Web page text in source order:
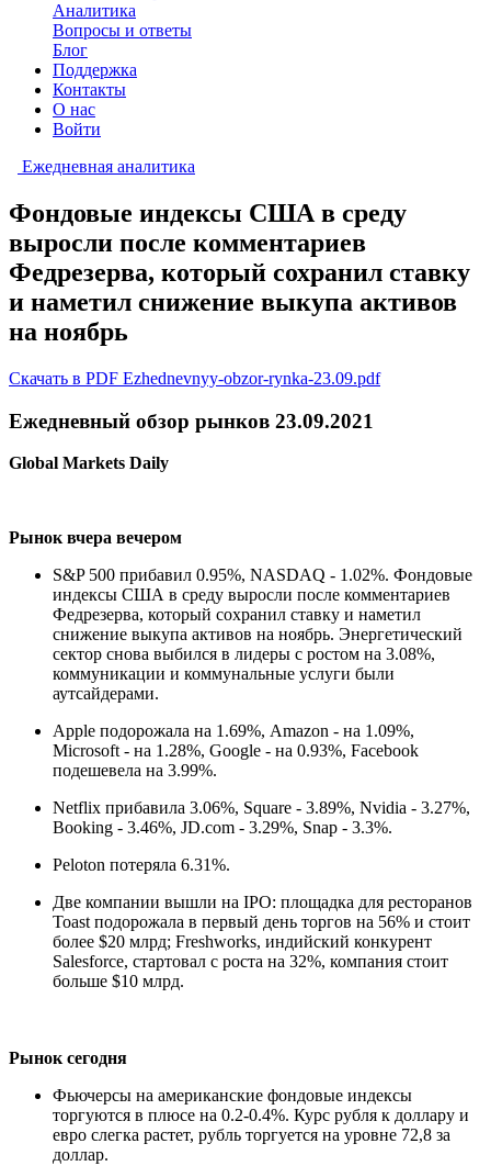
Аналитика
Вопросы и ответы
Блог
Поддержка
Контакты
О нас
Войти
Ежедневная аналитика
Фондовые индексы США в среду
выросли после комментариев
Федрезерва, который сохранил ставку
и наметил снижение выкупа активов
на ноябрь
Скачать в PDF Ezhednevnyy-obzor-rynka-23.09.pdf
Ежедневный обзор рынков 23.09.2021
Global Markets Daily
Рынок вчера вечером
S&P 500 прибавил 0.95%, NASDAQ - 1.02%. Фондовые
индексы США в среду выросли после комментариев
Федрезерва, который сохранил ставку и наметил
снижение выкупа активов на ноябрь. Энергетический
сектор снова выбился в лидеры с ростом на 3.08%,
коммуникации и коммунальные услуги были
аутсайдерами.
Apple подорожала на 1.69%, Amazon - на 1.09%,
Microsoft - на 1.28%, Google - на 0.93%, Facebook
подешевела на 3.99%.
Netflix прибавила 3.06%, Square - 3.89%, Nvidia - 3.27%,
Booking - 3.46%, JD.com - 3.29%, Snap - 3.3%.
Peloton потеряла 6.31%.
Две компании вышли на IPO: площадка для ресторанов
Toast подорожала в первый день торгов на 56% и стоит
более $20 млрд; Freshworks, индийский конкурент
Salesforce, стартовал с роста на 32%, компания стоит
больше $10 млрд.
Рынок сегодня
Фьючерсы на американские фондовые индексы
торгуются в плюсе на 0.2-0.4%. Курс рубля к доллару и
евро слегка растет, рубль торгуется на уровне 72,8 за
доллар.